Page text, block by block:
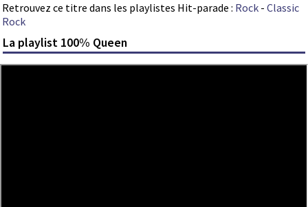
Retrouvez ce titre dans les playlistes Hit-parade : Rock - Classic
Rock
La playlist 100% Queen